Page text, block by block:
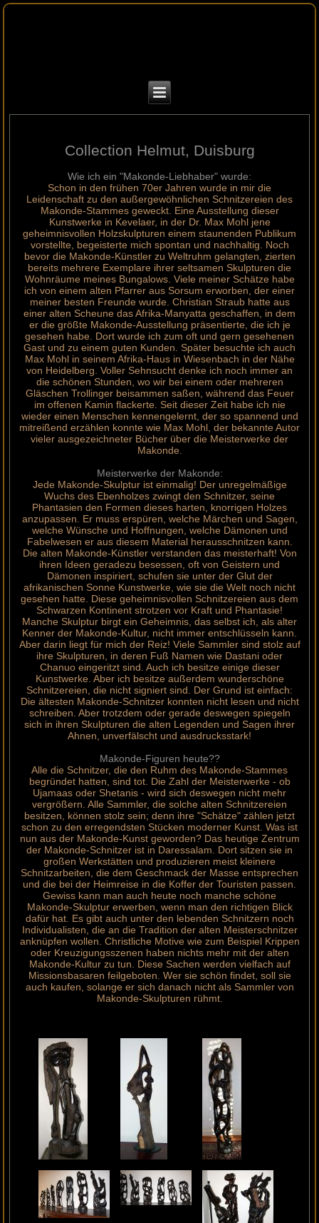
Collection Helmut, Duisburg
Wie ich ein "Makonde-Liebhaber" wurde:
Schon in den frühen 70er Jahren wurde in mir die
Leidenschaft zu den außergewöhnlichen Schnitzereien des
Makonde-Stammes geweckt. Eine Ausstellung dieser
Kunstwerke in Kevelaer, in der Dr. Max Mohl jene
geheimnisvollen Holzskulpturen einem staunenden Publikum
vorstellte, begeisterte mich spontan und nachhaltig. Noch
bevor die Makonde-Künstler zu Weltruhm gelangten, zierten
bereits mehrere Exemplare ihrer seltsamen Skulpturen die
Wohnräume meines Bungalows. Viele meiner Schätze habe
ich von einem alten Pfarrer aus Sorsum erworben, der einer
meiner besten Freunde wurde. Christian Straub hatte aus
einer alten Scheune das Afrika-Manyatta geschaffen, in dem
er die größte Makonde-Ausstellung präsentierte, die ich je
gesehen habe. Dort wurde ich zum oft und gern gesehenen
Gast und zu einem guten Kunden. Später besuchte ich auch
Max Mohl in seinem Afrika-Haus in Wiesenbach in der Nähe
von Heidelberg. Voller Sehnsucht denke ich noch immer an
die schönen Stunden, wo wir bei einem oder mehreren
Gläschen Trollinger beisammen saßen, während das Feuer
im offenen Kamin flackerte. Seit dieser Zeit habe ich nie
wieder einen Menschen kennengelernt, der so spannend und
mitreißend erzählen konnte wie Max Mohl, der bekannte Autor
vieler ausgezeichneter Bücher über die Meisterwerke der
Makonde.
Meisterwerke der Makonde:
Jede Makonde-Skulptur ist einmalig! Der unregelmäßige
Wuchs des Ebenholzes zwingt den Schnitzer, seine
Phantasien den Formen dieses harten, knorrigen Holzes
anzupassen. Er muss erspüren, welche Märchen und Sagen,
welche Wünsche und Hoffnungen, welche Dämonen und
Fabelwesen er aus diesem Material herausschnitzen kann.
Die alten Makonde-Künstler verstanden das meisterhaft! Von
ihren Ideen geradezu besessen, oft von Geistern und
Dämonen inspiriert, schufen sie unter der Glut der
afrikanischen Sonne Kunstwerke, wie sie die Welt noch nicht
gesehen hatte. Diese geheimnisvollen Schnitzereien aus dem
Schwarzen Kontinent strotzen vor Kraft und Phantasie!
Manche Skulptur birgt ein Geheimnis, das selbst ich, als alter
Kenner der Makonde-Kultur, nicht immer entschlüsseln kann.
Aber darin liegt für mich der Reiz! Viele Sammler sind stolz auf
ihre Skulpturen, in deren Fuß Namen wie Dastani oder
Chanuo eingeritzt sind. Auch ich besitze einige dieser
Kunstwerke. Aber ich besitze außerdem wunderschöne
Schnitzereien, die nicht signiert sind. Der Grund ist einfach:
Die ältesten Makonde-Schnitzer konnten nicht lesen und nicht
schreiben. Aber trotzdem oder gerade deswegen spiegeln
sich in ihren Skulpturen die alten Legenden und Sagen ihrer
Ahnen, unverfälscht und ausdrucksstark!
Makonde-Figuren heute??
Alle die Schnitzer, die den Ruhm des Makonde-Stammes
begründet hatten, sind tot. Die Zahl der Meisterwerke - ob
Ujamaas oder Shetanis - wird sich deswegen nicht mehr
vergrößern. Alle Sammler, die solche alten Schnitzereien
besitzen, können stolz sein; denn ihre "Schätze" zählen jetzt
schon zu den erregendsten Stücken moderner Kunst. Was ist
nun aus der Makonde-Kunst geworden? Das heutige Zentrum
der Makonde-Schnitzer ist in Daressalam. Dort sitzen sie in
großen Werkstätten und produzieren meist kleinere
Schnitzarbeiten, die dem Geschmack der Masse entsprechen
und die bei der Heimreise in die Koffer der Touristen passen.
Gewiss kann man auch heute noch manche schöne
Makonde-Skulptur erwerben, wenn man den richtigen Blick
dafür hat. Es gibt auch unter den lebenden Schnitzern noch
Individualisten, die an die Tradition der alten Meisterschnitzer
anknüpfen wollen. Christliche Motive wie zum Beispiel Krippen
oder Kreuzigungsszenen haben nichts mehr mit der alten
Makonde-Kultur zu tun. Diese Sachen werden vielfach auf
Missionsbasaren feilgeboten. Wer sie schön findet, soll sie
auch kaufen, solange er sich danach nicht als Sammler von
Makonde-Skulpturen rühmt.